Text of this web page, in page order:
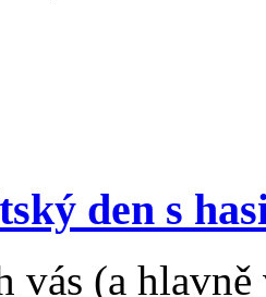
den s
vás (a